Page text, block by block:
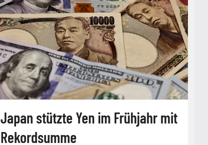
Japan stützte Yen im Frühjahr mit
Rekordsumme